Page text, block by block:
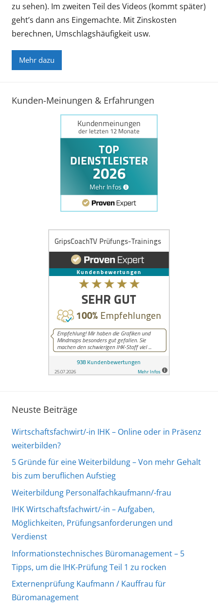
zu sehen). Im zweiten Teil des Videos (kommt später)
geht’s dann ans Eingemachte. Mit Zinskosten
berechnen, Umschlagshäufigkeit usw.
Mehr dazu
Kunden-Meinungen & Erfahrungen
Neuste Beiträge
Wirtschaftsfachwirt/-in IHK – Online oder in Präsenz
weiterbilden?
5 Gründe für eine Weiterbildung – Von mehr Gehalt
bis zum beruflichen Aufstieg
Weiterbildung Personalfachkaufmann/-frau
IHK Wirtschaftsfachwirt/-in – Aufgaben,
Möglichkeiten, Prüfungsanforderungen und
Verdienst
Informationstechnisches Büromanagement – 5
Tipps, um die IHK-Prüfung Teil 1 zu rocken
Externenprüfung Kaufmann / Kauffrau für
Büromanagement